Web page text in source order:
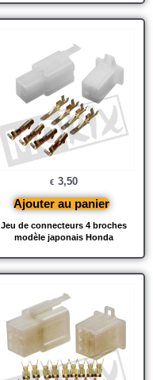
Jeu de connecteurs 4 broches
modèle japonais Honda
€ 3,50
Ajouter au panier